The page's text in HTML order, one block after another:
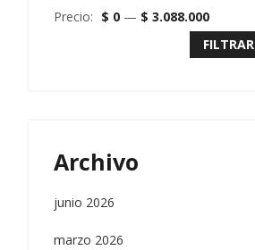
Precio: $ 0 — $ 3.088.000
FILTRAR
Archivo
junio 2026
marzo 2026